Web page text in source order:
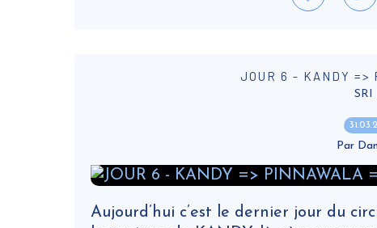
JOUR 6 - KANDY =>
SRI
Par
Aujourd’hui c’est le dernier jour du